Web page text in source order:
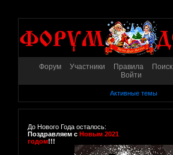
Форум Участники Правила Поиск
Войти
Активные темы
До Нового Года осталось:
Поздравляем с Новым 2021
годом!!!